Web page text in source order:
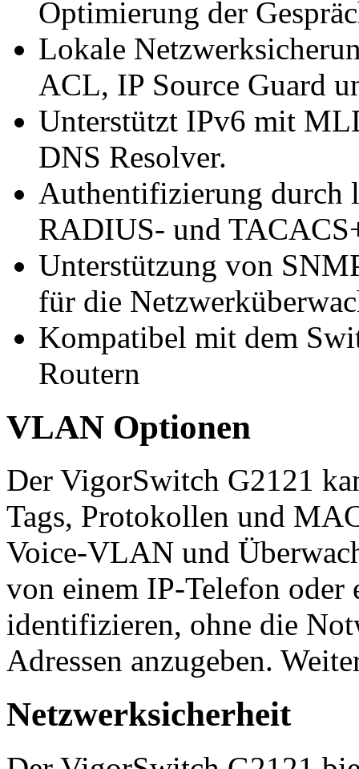
Optimierung der
Lokale
ACL, IP Source Guard
Unterstützt IPv6 mit
DNS Resolver.
Authentifizierung durch
RADIUS- und
Unterstützung von
für die
Kompatibel mit dem
Routern
VLAN Optionen
Der VigorSwitch G2121
Tags, Protokollen und
Voice-VLAN und
von einem IP-Telefon oder
identifizieren, ohne die
Adressen anzugeben.
Netzwerksicherheit